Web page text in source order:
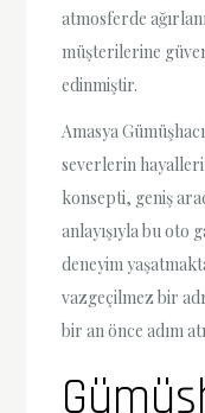
atmosferde
müşterilerine
edinmiştir.
Amasya
severlerin
konsepti, geniş
anlayışıyla bu
deneyim
vazgeçilmez bir
bir an önce adım